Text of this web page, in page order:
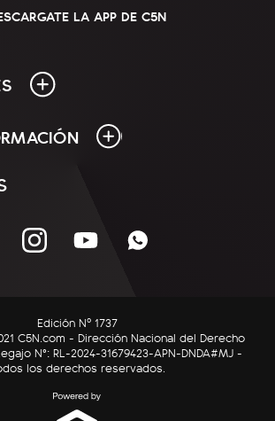
LA APP DE C5N
Edición Nº 1737
C5N.com - Dirección Nacional del Derecho
N°: RL-2024-31679423-APN-DNDA#MJ -
los derechos reservados.